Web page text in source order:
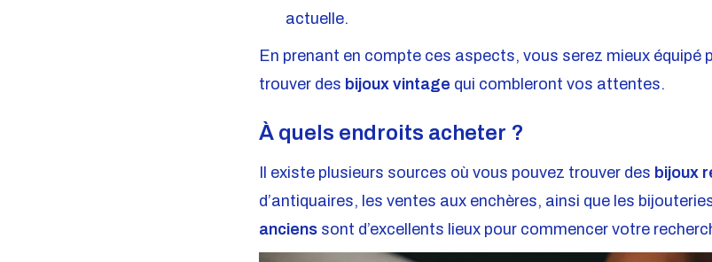
actuelle.
En prenant en compte ces aspects, vous serez mieux équipé
trouver des bijoux vintage qui combleront vos attentes.
À quels endroits acheter ?
Il existe plusieurs sources où vous pouvez trouver des bijoux
d’antiquaires, les ventes aux enchères, ainsi que les
anciens sont d’excellents lieux pour commencer votre